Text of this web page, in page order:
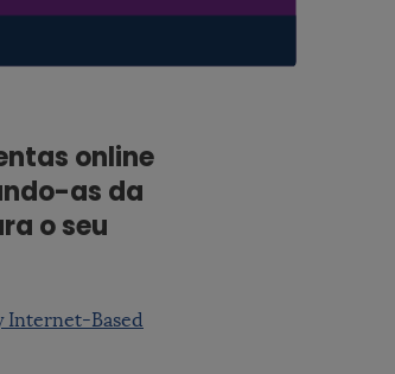
online
as da
o seu
Internet-Based